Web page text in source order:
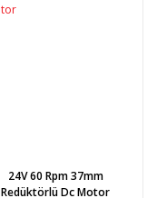
24V 60 Rpm 37mm
Redüktörlü Dc Motor